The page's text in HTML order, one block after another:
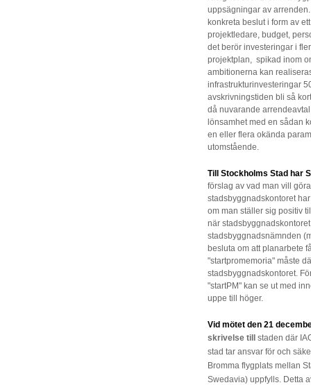
uppsägningar av
konkreta beslut i form av
projektledare, budget,
det berör investeringar i
projektplan, spikad inom
ambitionerna kan
infrastrukturinvesteringar
avskrivningstiden bli så
då nuvarande
lönsamhet med en sådan
en eller flera okända
utomstående.
Till Stockholms Stad har
förslag av vad man vill
stadsbyggnadskontoret
om man ställer sig positiv
när
stadsbyggnadsnämnden
besluta om att planarbete
"startpromemoria" måste
stadsbyggnadskontoret.
"startPM" kan se ut med
uppe till höger.
Vid mötet den 21
skrivelse till
staden där
stad tar ansvar för och
Bromma flygplats mellan
Swedavia) uppfylls. Detta